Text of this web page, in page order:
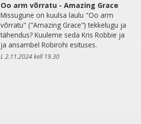
Oo arm võrratu - Amazing Grace
Missugune on kuulsa laulu "Oo arm
võrratu" ("Amazing Grace") tekkelugu ja
tähendus? Kuuleme seda Kris Robbie ja
ja ansambel Robirohi esituses.
L 2.11.2024 kell 19.30